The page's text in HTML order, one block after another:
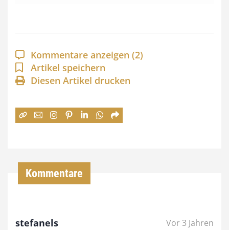
p
a
n
n
:
Kommentare anzeigen (2)
Artikel speichern
Diesen Artikel drucken
Kommentare
stefanels
Vor 3 Jahren